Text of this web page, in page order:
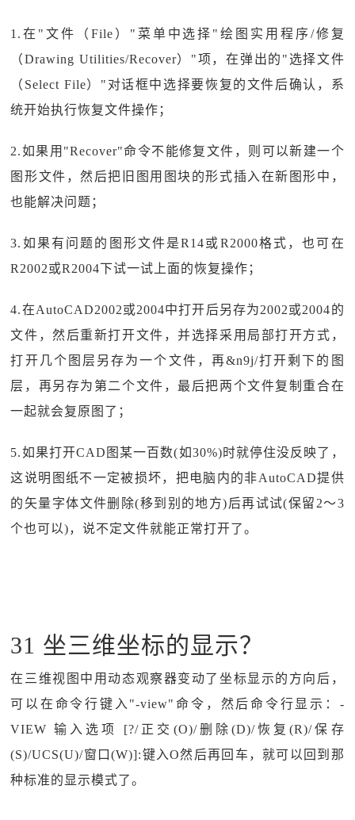
1.在"文件（File）"菜单中选择"绘图实用程序/修复
（Drawing Utilities/Recover）"项，在弹出的"选择文件
（Select File）"对话框中选择要恢复的文件后确认，系
统开始执行恢复文件操作；
2.如果用"Recover"命令不能修复文件，则可以新建一个
图形文件，然后把旧图用图块的形式插入在新图形中，
也能解决问题；
3.如果有问题的图形文件是R14或R2000格式，也可在
R2002或R2004下试一试上面的恢复操作；
4.在AutoCAD2002或2004中打开后另存为2002或2004的
文件，然后重新打开文件，并选择采用局部打开方式，
打开几个图层另存为一个文件，再&n9j/打开剩下的图
层，再另存为第二个文件，最后把两个文件复制重合在
一起就会复原图了；
5.如果打开CAD图某一百数(如30%)时就停住没反映了，
这说明图纸不一定被损坏，把电脑内的非AutoCAD提供
的矢量字体文件删除(移到别的地方)后再试试(保留2～3
个也可以)，说不定文件就能正常打开了。
31 坐三维坐标的显示？
在三维视图中用动态观察器变动了坐标显示的方向后，
可以在命令行键入"-view"命令，然后命令行显示：-
VIEW 输入选项 [?/正交(O)/删除(D)/恢复(R)/保存
(S)/UCS(U)/窗口(W)]:键入O然后再回车，就可以回到那
种标准的显示模式了。